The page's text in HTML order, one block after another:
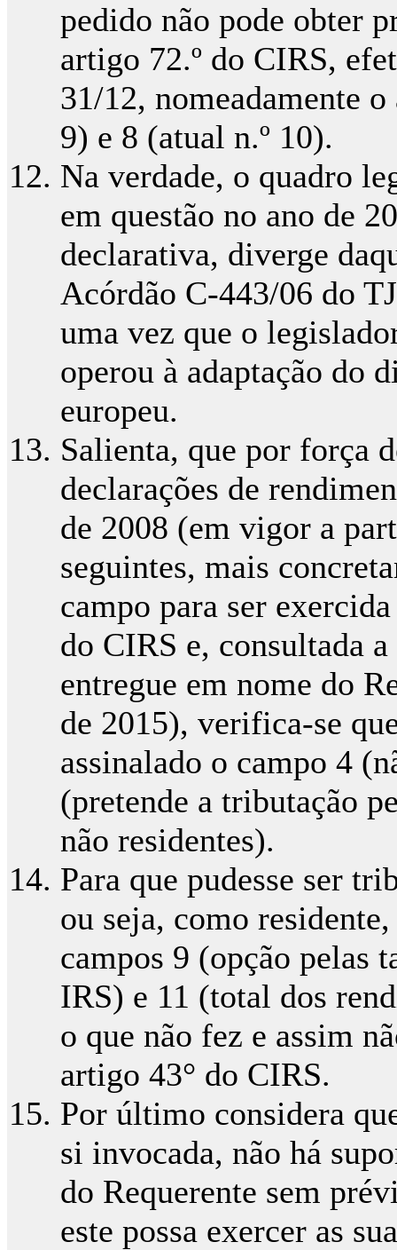
pedido não pode obter
artigo 72.º do CIRS,
31/12, nomeadamente
9) e 8 (atual n.º 10).
Na verdade, o quadro
em questão no ano de
declarativa, diverge
Acórdão C-443/06 do
uma vez que o
operou à adaptação do
europeu.
Salienta, que por força
declarações de
de 2008 (em vigor a
seguintes, mais
campo para ser
do CIRS e, consultada
entregue em nome do
de 2015), verifica-se
assinalado o campo 4
(pretende a tributação
não residentes).
Para que pudesse ser
ou seja, como
campos 9 (opção pelas
IRS) e 11 (total dos
o que não fez e assim
artigo 43° do CIRS.
Por último considera
si invocada, não há
do Requerente sem
este possa exercer as